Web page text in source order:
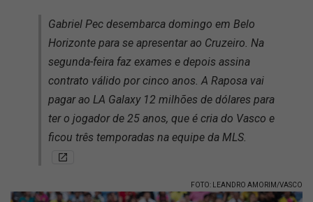
Gabriel Pec desembarca domingo em Belo
Horizonte para se apresentar ao Cruzeiro. Na
segunda-feira faz exames e depois assina
contrato válido por cinco anos. A Raposa vai
pagar ao LA Galaxy 12 milhões de dólares para
ter o jogador de 25 anos, que é cria do Vasco e
ficou três temporadas na equipe da MLS.
FOTO: LEANDRO AMORIM/VASCO